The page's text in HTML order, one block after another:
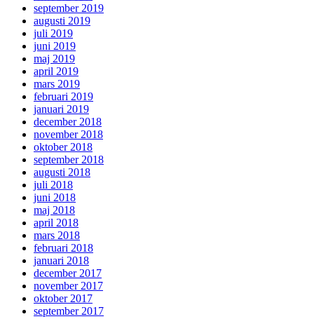
september 2019
augusti 2019
juli 2019
juni 2019
maj 2019
april 2019
mars 2019
februari 2019
januari 2019
december 2018
november 2018
oktober 2018
september 2018
augusti 2018
juli 2018
juni 2018
maj 2018
april 2018
mars 2018
februari 2018
januari 2018
december 2017
november 2017
oktober 2017
september 2017